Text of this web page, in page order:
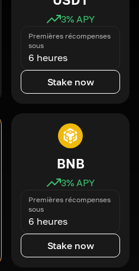
3% APY
Premières récompenses
sous
6 heures
Stake now
BNB
3% APY
Premières récompenses
sous
6 heures
Stake now